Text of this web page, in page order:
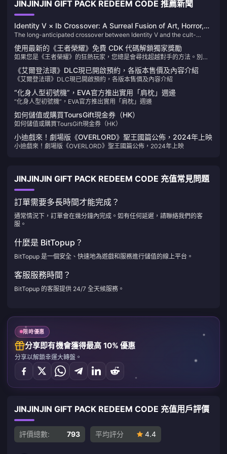
JINJINJIN GIFT PACK REDEEM CODE 推薦新聞
Identity V × Ib Crossover: A Surreal Fusion of Art, Horror,
and Gameplay
The long-anticipated crossover between Identity V and the cult-
classic psychological horror game Ib has officially launched on April
17, 2025. This collaboration brings together the haunting aesthetics of
Ib with the strategic gameplay of Identity V, offering players a unique
and immersive experience.
使用最新的《王者榮耀》免費 CDK 代碼解鎖獨家獎勵
如果您是《王者榮耀》的狂熱玩家，您總是會尋找超越對手的方法。別再
猶豫了！我們為《王者榮耀》編譯了最新、最好的免費 CDK 代碼，可協助
您解鎖專屬獎勵並提升您的遊戲體驗。不要錯過這些限時優惠，準備好稱
霸戰場！
《艾爾登法環》DLC現已開啟預約，各版本售價及內容介紹
《艾爾登法環》DLC現已開啟預約，各版本售價及內容介紹
“化身人型初號機”，EVA官方推出實用「肩枕」週邊
“化身人型初號機”，EVA官方推出實用「肩枕」週邊
如何儲值或購買ToursGift現金券（HK）
如何儲值或購買ToursGift現金券（HK）
小迪戲來！劇場版《OVERLORD》聖王國篇公佈，2024年上映
小迪戲來！劇場版《OVERLORD》聖王國篇公佈，2024年上映
JINJINJIN GIFT PACK REDEEM CODE 充值常見問題
訂單需要多長時間才能完成？
通常情況下，訂單會在幾分鐘內完成。如有任何延遲，請聯絡我們的客
服。
什麼是 BitTopup？
BitTopup 是一個安全、快速地為遊戲和服務進行儲值的線上平台。
客服服務時間？
BitTopup 的客服提供 24/7 全天候服務。
限時優惠
分享即有機會獲得最高 10% 優惠
分享以解鎖幸運大轉盤。
JINJINJIN GIFT PACK REDEEM CODE 充值用戶評價
評價總數: 793 平均評分 4.4